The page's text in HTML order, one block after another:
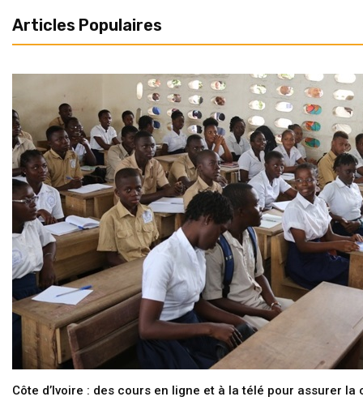
Articles Populaires
Côte d’Ivoire : des cours en ligne et à la télé pour assurer la